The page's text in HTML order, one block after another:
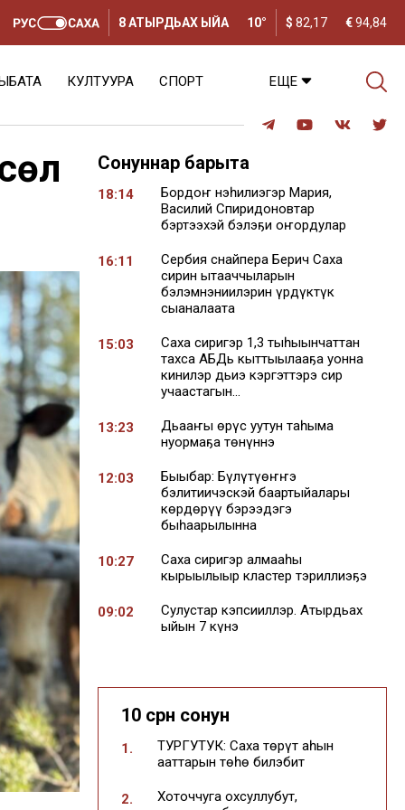
8 АТЫРДЬАХ ЫЙА 10° $ 82,17 €94,84
КУЛТУУРА СПОРТ ЕЩЕ
Сонуннар барыта
18:14
Бордоҥ нэһилиэгэр Мария,
Василий Спиридоновтар
бэртээхэй бэлэҕи оҥордулар
16:11
Сербия снайпера Берич Саха
сирин ытааччыларын
бэлэмнэниилэрин үрдүктүк
сыаналаата
15:03
Саха сиригэр 1,3 тыһыынчаттан
тахса АБДь кыттыылааҕа уонна
кинилэр дьиэ кэргэттэрэ сир
учаастагын...
13:23
Дьааҥы өрүс уутун таһыма
нуормаҕа төнүннэ
12:03
Быыбар: Бүлүтүөҥҥэ
бэлитиичэскэй баартыйалары
көрдөрүү бэрээдэгэ
быһаарылынна
10:27
Саха сиригэр алмааһы
кырыылыыр кластер тэриллиэҕэ
09:02
Сулустар кэпсииллэр. Атырдьах
ыйын 7 күнэ
16:12
сыана түстэ
15:08
Саха сирин сорох
оройуоннарыгар +30 кыраадыска
10 сүрүн сонун
1.
ТУРГУТУК: Саха төрүт аһын
ааттарын төһө билэбит
2.
Хоточчуга охсуллубут,